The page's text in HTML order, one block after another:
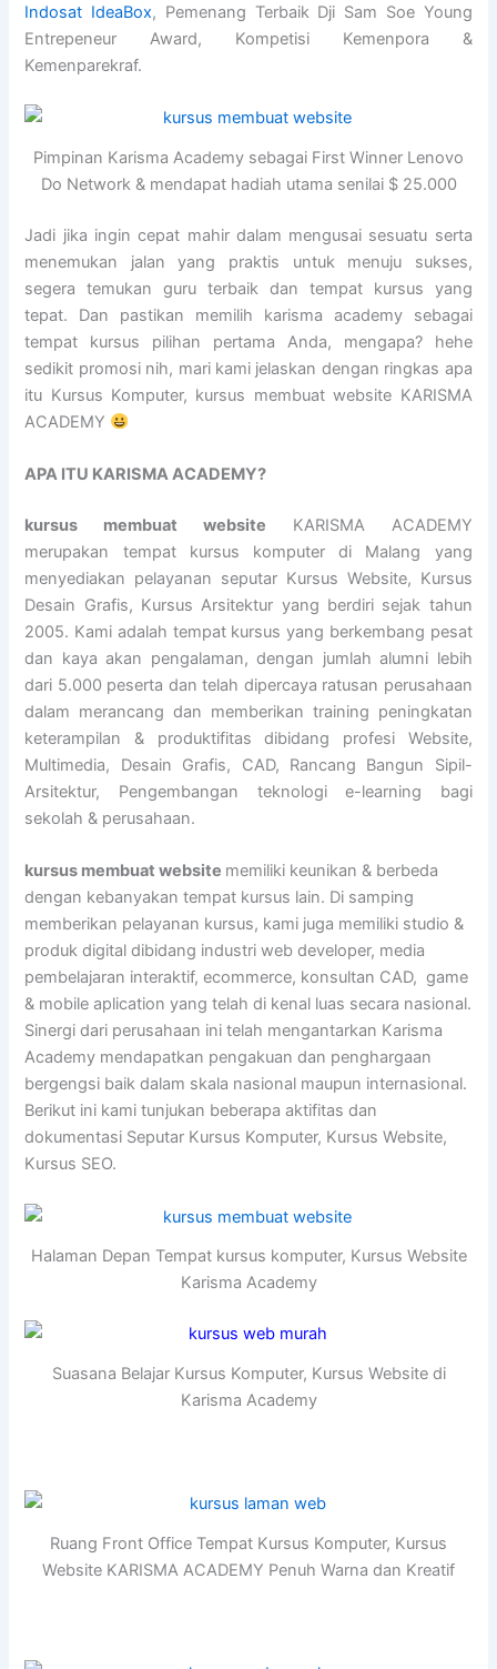
Indosat IdeaBox, Pemenang Terbaik Dji Sam Soe Young
Entrepeneur Award, Kompetisi Kemenpora &
Kemenparekraf.
Pimpinan Karisma Academy sebagai First Winner Lenovo
Do Network & mendapat hadiah utama senilai $ 25.000
Jadi jika ingin cepat mahir dalam mengusai sesuatu serta
menemukan jalan yang praktis untuk menuju sukses,
segera temukan guru terbaik dan tempat kursus yang
tepat. Dan pastikan memilih karisma academy sebagai
tempat kursus pilihan pertama Anda, mengapa? hehe
sedikit promosi nih, mari kami jelaskan dengan ringkas apa
itu Kursus Komputer, kursus membuat website KARISMA
ACADEMY
APA ITU KARISMA ACADEMY?
kursus membuat website KARISMA ACADEMY
merupakan tempat kursus komputer di Malang yang
menyediakan pelayanan seputar Kursus Website, Kursus
Desain Grafis, Kursus Arsitektur yang berdiri sejak tahun
2005. Kami adalah tempat kursus yang berkembang pesat
dan kaya akan pengalaman, dengan jumlah alumni lebih
dari 5.000 peserta dan telah dipercaya ratusan perusahaan
dalam merancang dan memberikan training peningkatan
keterampilan & produktifitas dibidang profesi Website,
Multimedia, Desain Grafis, CAD, Rancang Bangun Sipil-
Arsitektur, Pengembangan teknologi e-learning bagi
sekolah & perusahaan.
kursus membuat website memiliki keunikan & berbeda
dengan kebanyakan tempat kursus lain. Di samping
memberikan pelayanan kursus, kami juga memiliki studio &
produk digital dibidang industri web developer, media
pembelajaran interaktif, ecommerce, konsultan CAD, game
& mobile aplication yang telah di kenal luas secara nasional.
Sinergi dari perusahaan ini telah mengantarkan Karisma
Academy mendapatkan pengakuan dan penghargaan
bergengsi baik dalam skala nasional maupun internasional.
Berikut ini kami tunjukan beberapa aktifitas dan
dokumentasi Seputar Kursus Komputer, Kursus Website,
Kursus SEO.
Halaman Depan Tempat kursus komputer, Kursus Website
Karisma Academy
Suasana Belajar Kursus Komputer, Kursus Website di
Karisma Academy
Ruang Front Office Tempat Kursus Komputer, Kursus
Website KARISMA ACADEMY Penuh Warna dan Kreatif